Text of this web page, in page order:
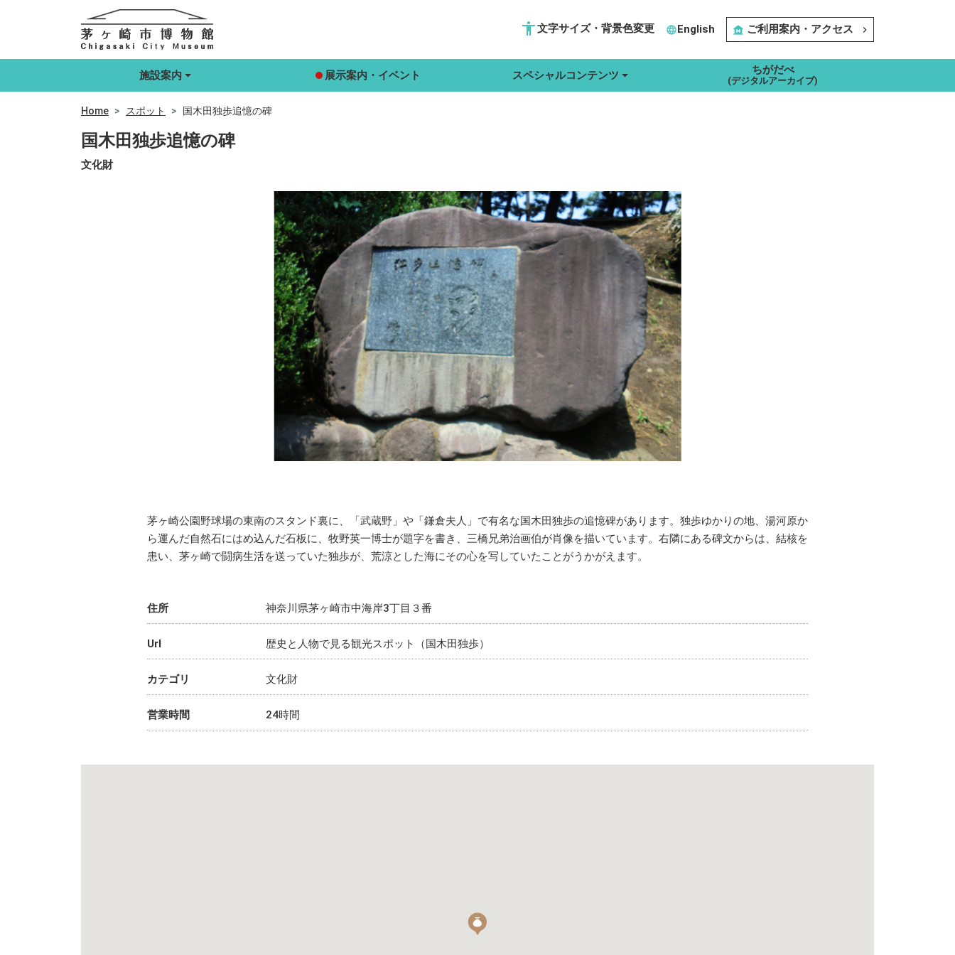
museum ご利用案内・アクセス navigate_next
accessibility文字サイズ・背景色変更 languageEnglish
施設案内 展示案内・イベント スペシャルコンテンツ ちがだべ
(デジタルアーカイブ)
Home スポット 国木田独歩追憶の碑
国木田独歩追憶の碑
文化財
茅ヶ崎公園野球場の東南のスタンド裏に、「武蔵野」や「鎌倉夫人」で有名な国木田独歩の追憶碑があります。独歩ゆかりの地、湯河原か
ら運んだ自然石にはめ込んだ石板に、牧野英一博士が題字を書き、三橋兄弟治画伯が肖像を描いています。右隣にある碑文からは、結核を
患い、茅ヶ崎で闘病生活を送っていた独歩が、荒涼とした海にその心を写していたことがうかがえます。
住所 神奈川県茅ヶ崎市中海岸3丁目３番
Url 歴史と人物で見る観光スポット（国木田独歩）
カテゴリ 文化財
営業時間 24時間